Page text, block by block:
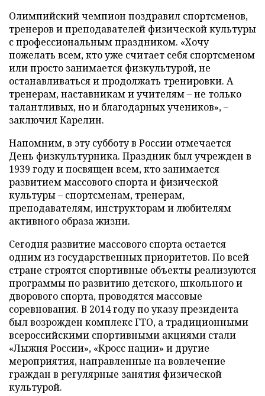
Олимпийский чемпион поздравил спортсменов,
тренеров и преподавателей физической культуры
с профессиональным праздником. «Хочу
пожелать всем, кто уже считает себя спортсменом
или просто занимается физкультурой, не
останавливаться и продолжать тренировки. А
тренерам, наставникам и учителям – не только
талантливых, но и благодарных учеников», –
заключил Карелин.
Напомним, в эту субботу в России отмечается
День физкультурника. Праздник был учрежден в
1939 году и посвящен всем, кто занимается
развитием массового спорта и физической
культуры – спортсменам, тренерам,
преподавателям, инструкторам и любителям
активного образа жизни.
Сегодня развитие массового спорта остается
одним из государственных приоритетов. По всей
стране строятся спортивные объекты реализуются
программы по развитию детского, школьного и
дворового спорта, проводятся массовые
соревнования. В 2014 году по указу президента
был возрожден комплекс ГТО, а традиционными
всероссийскими спортивными акциями стали
«Лыжня России», «Кросс нации» и другие
мероприятия, направленные на вовлечение
граждан в регулярные занятия физической
культурой.